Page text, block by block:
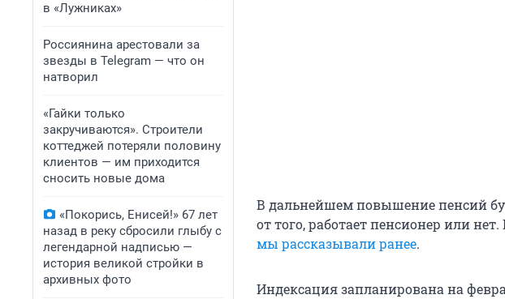
в «Лужниках»
Россиянина арестовали за
звезды в Telegram — что он
натворил
«Гайки только
закручиваются». Строители
коттеджей потеряли половину
клиентов — им приходится
сносить новые дома
«Покорись, Енисей!» 67 лет
назад в реку сбросили глыбу с
легендарной надписью —
история великой стройки в
архивных фото
В дальнейшем повышение пенсий
от того, работает пенсионер или
мы рассказывали ранее.
Индексация запланирована на